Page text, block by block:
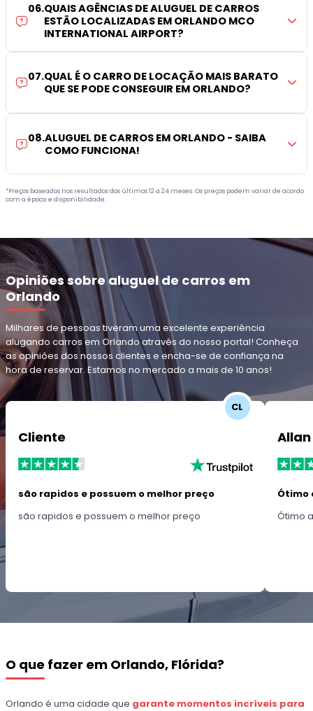
06.QUAIS AGÊNCIAS DE ALUGUEL DE CARROS
ESTÃO LOCALIZADAS EM ORLANDO MCO
INTERNATIONAL AIRPORT?
07.QUAL É O CARRO DE LOCAÇÃO MAIS BARATO
QUE SE PODE CONSEGUIR EM ORLANDO?
08.ALUGUEL DE CARROS EM ORLANDO - SAIBA
COMO FUNCIONA!
*Preços baseados nos resultados dos últimos 12 a 24 meses. Os preços podem variar de acordo
com a época e disponibilidade.
Opiniões sobre aluguel de carros em
Orlando
Milhares de pessoas tiveram uma excelente experiência
alugando carros em Orlando através do nosso portal! Conheça
as opiniões dos nossos clientes e encha-se de confiança na
hora de reservar. Estamos no mercado a mais de 10 anos!
CL
Cliente
são rapidos e possuem o melhor preço
são rapidos e possuem o melhor preço
Allan
Ótimo
Ótimo
O que fazer em Orlando, Flórida?
Orlando é uma cidade que garante momentos incríveis para